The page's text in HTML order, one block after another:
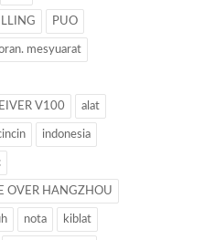
PUO
mesyuarat
V100 alat
indonesia
OVER HANGZHOU
nota kiblat